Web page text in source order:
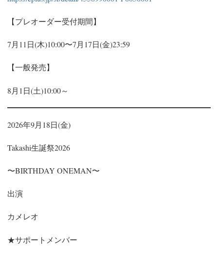
【プレオーダー受付期間】
7月11日(木)10:00〜7月17日(金)23:59
【一般発売】
8月1日(土)10:00～
2026年9月18日(金)
Takashi生誕祭2026
〜BIRTHDAY ONEMAN〜
出演
カメレオ
★サポートメンバー